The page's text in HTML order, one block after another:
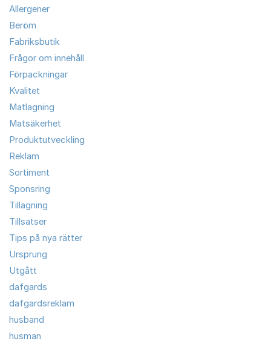
Allergener
Beröm
Fabriksbutik
Frågor om innehåll
Förpackningar
Kvalitet
Matlagning
Matsäkerhet
Produktutveckling
Reklam
Sortiment
Sponsring
Tillagning
Tillsatser
Tips på nya rätter
Ursprung
Utgått
dafgards
dafgardsreklam
husband
husman